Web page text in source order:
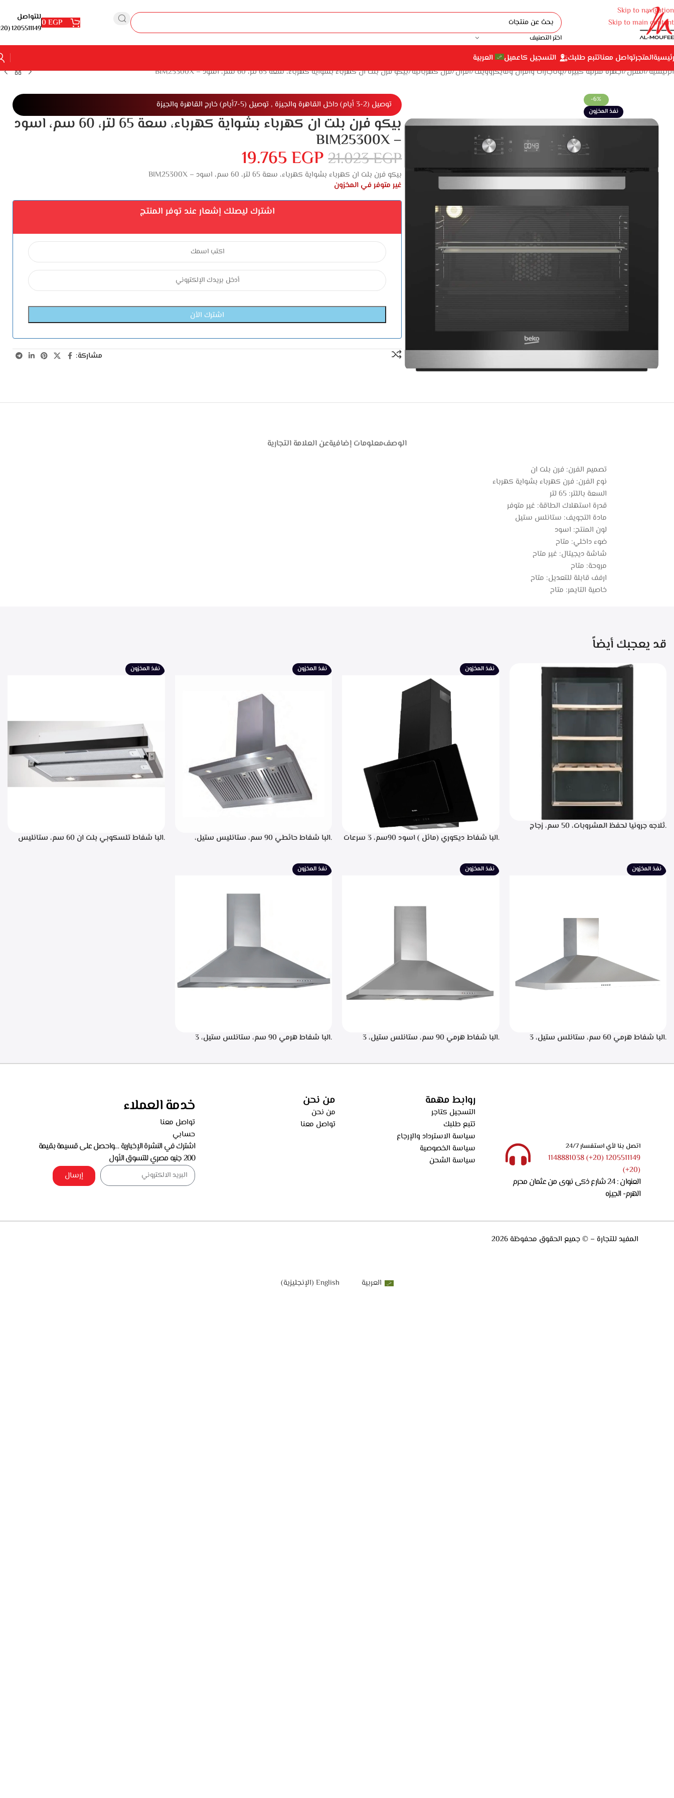
Skip to navigation
Skip to main content
اختر التصنيف
0EGP للتواصل
1205511149 (20+)
المتجرتواصل معناتتبع طلبك التسجيل كاعميل
العربية
الرئيسية المنزل أجهزة منزلية كبيرة بوتاجازات وأفران ومايكروويف أفران فرن كهربائية بيكو فرن بلت ان كهرباء بشواية كهرباء، سعة 65 لتر، 60 سم، اسود – BIM25300X
-6%
نفذ المخزون
توصيل (2-3 أيام) داخل القاهرة والجيزة , توصيل (5-7أيام) خارج القاهرة والجيزة
بيكو فرن بلت ان كهرباء بشواية كهرباء، سعة 65 لتر، 60 سم، اسود
– BIM25300X
21.023EGP
19.765EGP
بيكو فرن بلت ان كهرباء بشواية كهرباء، سعة 65 لتر، 60 سم، اسود – BIM25300X
غير متوفر في المخزون
اشترك ليصلك إشعار عند توفر المنتج
مشاركة:
الوصفمعلومات إضافيةعن العلامة التجارية
تصميم الفرن: فرن بلت ان
نوع الفرن: فرن كهرباء بشواية كهرباء
السعة باللتر: 65 لتر
قدرة استهلاك الطاقة: غير متوفر
مادة التجويف: ستانلس ستيل
لون المنتج: اسود
ضوء داخلي: متاح
شاشة ديجيتال: غير متاح
مروحة: متاح
ارفف قابلة للتعديل: متاح
خاصية التايمر: متاح
قد يعجبك أيضاً
.ثلاجه جرونيا لحفظ المشروبات، 50 سم، زجاج
نفذ المخزون
.البا شفاط ديكوري (مائل ) اسود 90سم، 3 سرعات
الطهي، فلاتر معدنيه لحجز الدهون من الابخره، قوه
نفذ المخزون
.البا شفاط حائطي 90 سم، ستانليس ستيل،
نفذ المخزون
.البا شفاط تلسكوبي بلت ان 60 سم، ستانليس
نفذ المخزون
.البا شفاط هرمي 60 سم، ستانلس ستيل، 3
نفذ المخزون
.البا شفاط هرمي 90 سم، ستانلس ستيل، 3
نفذ المخزون
.البا شفاط هرمي 90 سم، ستانلس ستيل، 3
اتصل بنا لأي استفسار 24/7
1205511149 (20+) 1148881038
(20+)
العنوان : 24 شارع ذكى نبوى من عثمان محرم
الهرم- الجيزه
روابط مهمة
التسجيل كتاجر
تتبع طلبك
سياسة الاسترداد والإرجاع
سياسة الخصوصية
سياسة الشحن
من نحن
من نحن
تواصل معنا
خدمة العملاء
تواصل معنا
حسابي
اشترك في النشرة الإخبارية …واحصل على قسيمة بقيمة
200 جنيه مصري للتسوق الأول
إرسال
المفيد للتجارة – © جميع الحقوق محفوظة 2026
العربية English
(الإنجليزية)